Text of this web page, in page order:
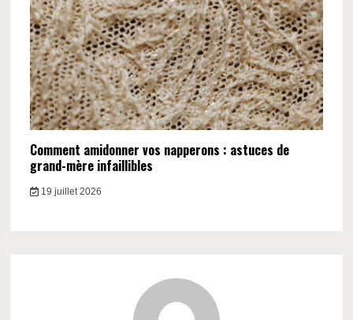
Comment amidonner vos napperons : astuces de
grand-mère infaillibles
19 juillet 2026